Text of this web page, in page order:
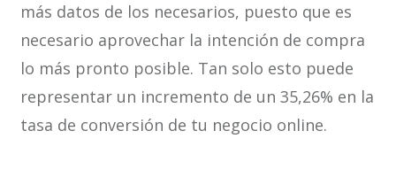
más datos de los necesarios, puesto que es
necesario aprovechar la intención de compra
lo más pronto posible. Tan solo esto puede
representar un incremento de un 35,26% en la
tasa de conversión de tu negocio online.